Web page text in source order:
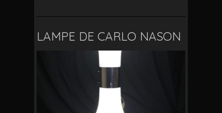
LAMPE DE CARLO NASON